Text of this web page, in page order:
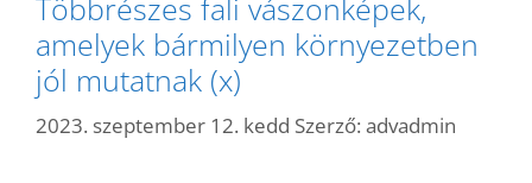
Többrészes fali vászonképek,
amelyek bármilyen környezetben
jól mutatnak (x)
2023. szeptember 12. kedd Szerző: advadmin